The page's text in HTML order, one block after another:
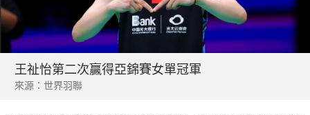
王祉怡第二次贏得亞錦賽女單冠軍
來源：世界羽聯